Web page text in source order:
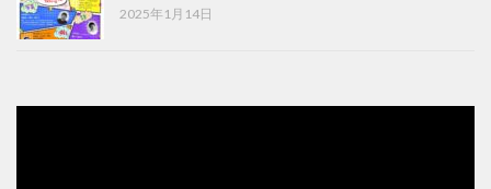
2025年1月14日